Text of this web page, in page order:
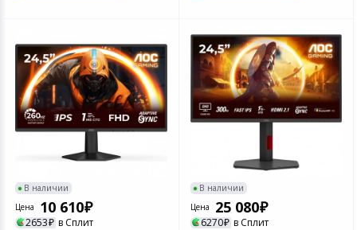
В наличии
Цена
10 610
2653 в Сплит
В наличии
Цена
25 080
6270 в Сплит